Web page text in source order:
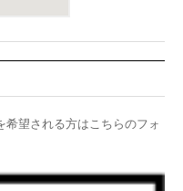
希望される方はこちらのフォ